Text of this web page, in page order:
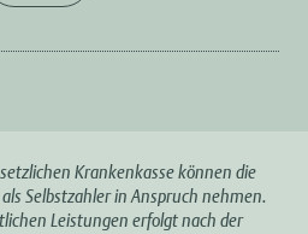
Krankenkasse können die
Selbstzahler in Anspruch nehmen.
Leistungen erfolgt nach der